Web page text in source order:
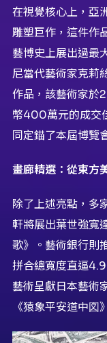
在視覺核心上，亞
雕塑巨作，這件作
藝博史上展出過最
尼當代藝術家克莉
作品，該藝術家於
幣400萬元的成交
同定錨了本屆博覽
畫廊精選：從東方
除了上述亮點，多
軒將展出葉世強寬
歌》。藝術銀行則
拼合總寬度直逼
藝術呈獻日本藝術
《猿象平安道中図